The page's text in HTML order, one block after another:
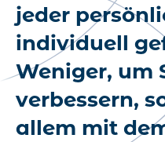
jeder
individuell
Weniger, um
verbessern,
allem mit